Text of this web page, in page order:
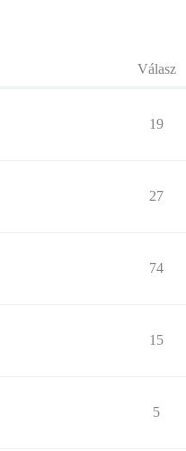
Válasz
19
27
74
15
5